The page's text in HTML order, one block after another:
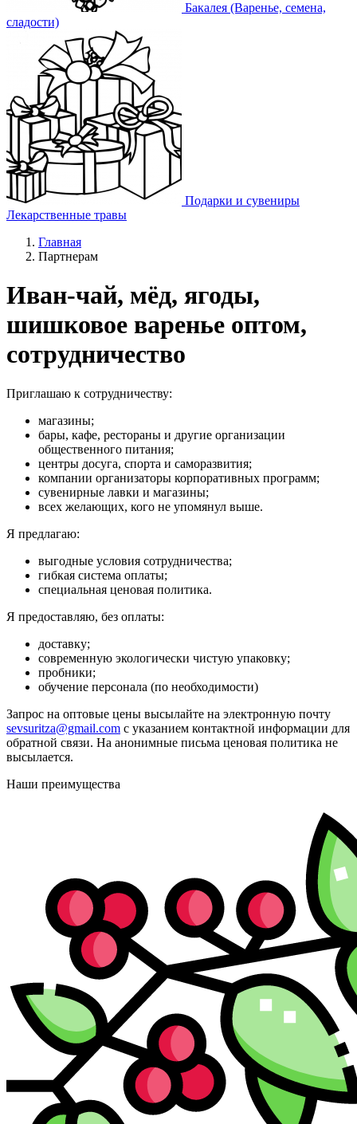
Бакалея (Варенье, семена,
сладости)
Подарки и сувениры
Лекарственные травы
Главная
Партнерам
Иван-чай, мёд, ягоды,
шишковое варенье оптом,
сотрудничество
Приглашаю к сотрудничеству:
магазины;
бары, кафе, рестораны и другие организации
общественного питания;
центры досуга, спорта и саморазвития;
компании организаторы корпоративных программ;
сувенирные лавки и магазины;
всех желающих, кого не упомянул выше.
Я предлагаю:
выгодные условия сотрудничества;
гибкая система оплаты;
специальная ценовая политика.
Я предоставляю, без оплаты:
доставку;
современную экологически чистую упаковку;
пробники;
обучение персонала (по необходимости)
Запрос на оптовые цены высылайте на электронную почту
sevsuritza@gmail.com с указанием контактной информации для
обратной связи. На анонимные письма ценовая политика не
высылается.
Наши преимущества